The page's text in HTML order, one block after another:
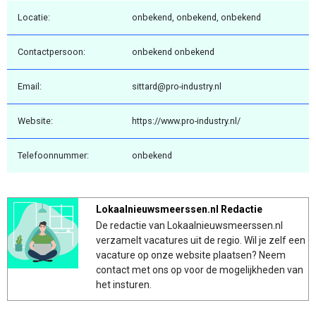
Locatie: onbekend, onbekend, onbekend
Contactpersoon: onbekend onbekend
Email: sittard@pro-industry.nl
Website: https://www.pro-industry.nl/
Telefoonnummer: onbekend
Lokaalnieuwsmeerssen.nl Redactie
De redactie van Lokaalnieuwsmeerssen.nl
verzamelt vacatures uit de regio. Wil je zelf een
vacature op onze website plaatsen? Neem
contact met ons op voor de mogelijkheden van
het insturen.